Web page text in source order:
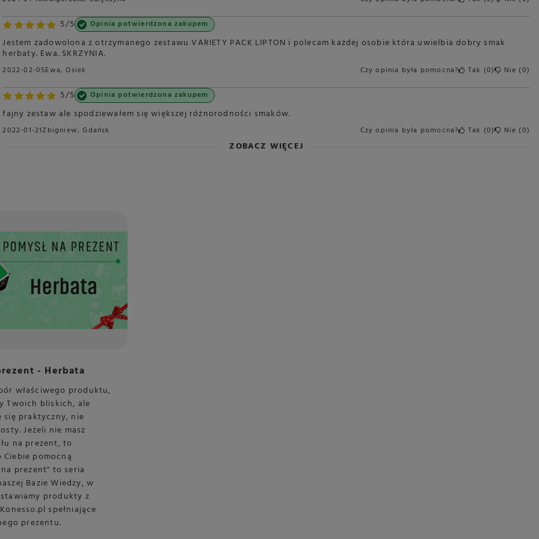
5/5 Opinia potwierdzona zakupem
Jestem zadowolona z otrzymanego zestawu VARIETY PACK LIPTON i polecam każdej osobie która uwielbia dobry smak
herbaty. Ewa. SKRZYNIA.
2022-02-05Ewa, Osiek Czy opinia była pomocna? Tak 0 Nie 0
5/5 Opinia potwierdzona zakupem
fajny zestaw ale spodziewałem się większej różnorodności smaków.
2022-01-21Zbigniew, Gdańsk Czy opinia była pomocna? Tak 0 Nie 0
ZOBACZ WIĘCEJ
- Herbata
właściwego produktu,
Twoich bliskich, ale
się praktyczny, nie
Jeżeli nie masz
na prezent, to
pomocną
na prezent" to seria
Bazie Wiedzy, w
produkty z
spełniające
prezentu.